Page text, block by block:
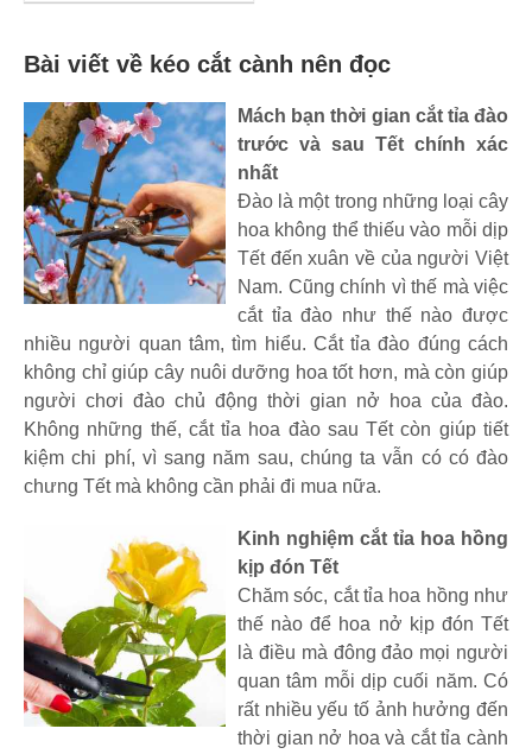
Bài viết về kéo cắt cành nên đọc
Mách bạn thời gian cắt tỉa đào
trước và sau Tết chính xác
nhất
Đào là một trong những loại cây
hoa không thể thiếu vào mỗi dịp
Tết đến xuân về của người Việt
Nam. Cũng chính vì thế mà việc
cắt tỉa đào như thế nào được
nhiều người quan tâm, tìm hiểu. Cắt tỉa đào đúng cách
không chỉ giúp cây nuôi dưỡng hoa tốt hơn, mà còn giúp
người chơi đào chủ động thời gian nở hoa của đào.
Không những thế, cắt tỉa hoa đào sau Tết còn giúp tiết
kiệm chi phí, vì sang năm sau, chúng ta vẫn có có đào
chưng Tết mà không cần phải đi mua nữa.
Kinh nghiệm cắt tỉa hoa hồng
kịp đón Tết
Chăm sóc, cắt tỉa hoa hồng như
thế nào để hoa nở kịp đón Tết
là điều mà đông đảo mọi người
quan tâm mỗi dịp cuối năm. Có
rất nhiều yếu tố ảnh hưởng đến
thời gian nở hoa và cắt tỉa cành